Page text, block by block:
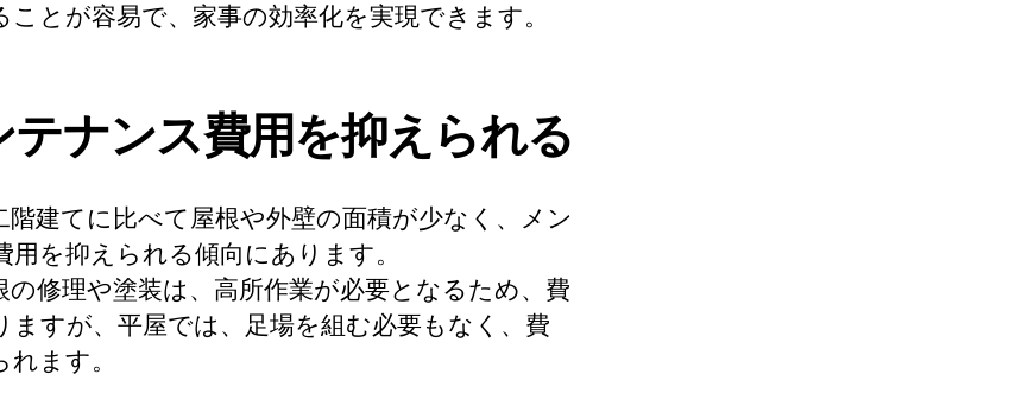
ことが容易で、家事の効率化を実現できます。
テナンス費用を抑えられる
階建てに比べて屋根や外壁の面積が少なく、メン
用を抑えられる傾向にあります。
の修理や塗装は、高所作業が必要となるため、費
ますが、平屋では、足場を組む必要もなく、費
れます。